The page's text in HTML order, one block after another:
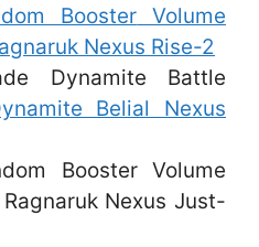
Booster
Volume
Nexus Rise-2
Dynamite Battle
Belial Nexus
Booster Volume
Nexus Just-